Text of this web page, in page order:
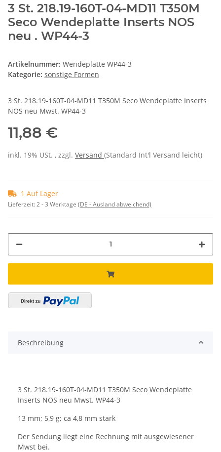
3 St. 218.19-160T-04-MD11 T350M
Seco Wendeplatte Inserts NOS
neu . WP44-3
Artikelnummer: Wendeplatte WP44-3
Kategorie: sonstige Formen
3 St. 218.19-160T-04-MD11 T350M Seco Wendeplatte Inserts
NOS neu Mwst. WP44-3
11,88 €
inkl. 19% USt. , zzgl. Versand (Standard Int'l Versand leicht)
1 Auf Lager
Lieferzeit:2 - 3 Werktage (DE - Ausland abweichend)
Beschreibung
3 St. 218.19-160T-04-MD11 T350M Seco Wendeplatte
Inserts NOS neu Mwst. WP44-3
13 mm; 5,9 g; ca 4,8 mm stark
Der Sendung liegt eine Rechnung mit ausgewiesener
Mwst bei.